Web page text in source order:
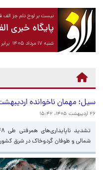
نیست بر لوح دلم جز الف
پایگاه خبری
شنبه ۱۷ مرداد ۱۴۰۵ برابر با ۰۸ آگوست ۲۰۲۶
سیل؛ مهمان ناخوانده
۲۶ اردیبهشت ۱۴۰۵، ۱۵:۴۲
شمالی و طوفان گردوخاک در شرق